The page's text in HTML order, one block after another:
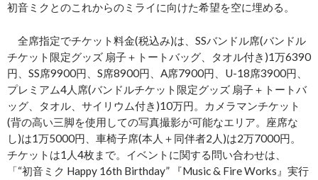
初音ミクとのこれからのミライに向けた希望を空に埋める。
全席指定でチケット料金(税込み)は、SSバンドル席(バンドル
チケット限定グッズ 扇子＋トートバッグ、タオル付き)1万6390
円、SS席9900円、S席8900円、A席7900円、U-18席3900円、
プレミアム4人席(バンドルチケット限定グッズ 扇子＋トートバ
ッグ、タオル、サイリウム付き)10万円。カメラマンチケット
(背の高い三脚を使用しての写真撮影が可能なエリア。座席な
し)は1万5000円、車椅子席(本人＋同伴者2人)は2万7000円。
チケットは1人4枚まで。イベントに関する問い合わせは、
「“初音ミク Happy 16th Birthday” 『Music & Fire Works』実行